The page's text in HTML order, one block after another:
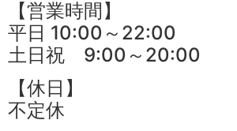
【営業時間】
平日 10:00～22:00
土日祝 9:00～20:00
【休日】
不定休